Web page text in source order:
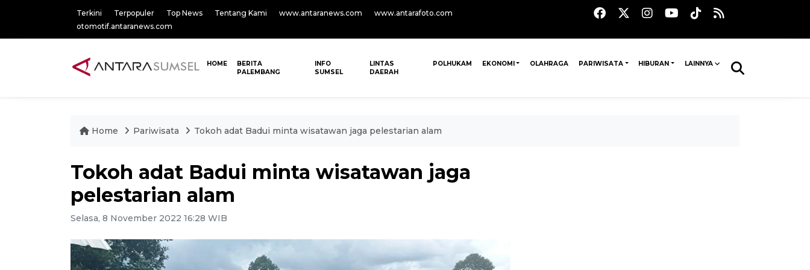
Terkini Terpopuler Top News Tentang Kami www.antaranews.com
www.antarafoto.com
otomotif.antaranews.com
HOME
BERITA
PALEMBANG
INFO
SUMSEL
LINTAS
DAERAH
POLHUKAM EKONOMI OLAHRAGA PARIWISATA HIBURAN LAINNYA
Home Pariwisata Tokoh adat Badui minta wisatawan jaga pelestarian alam
Tokoh adat Badui minta wisatawan jaga
pelestarian alam
Selasa, 8 November 2022 16:28 WIB